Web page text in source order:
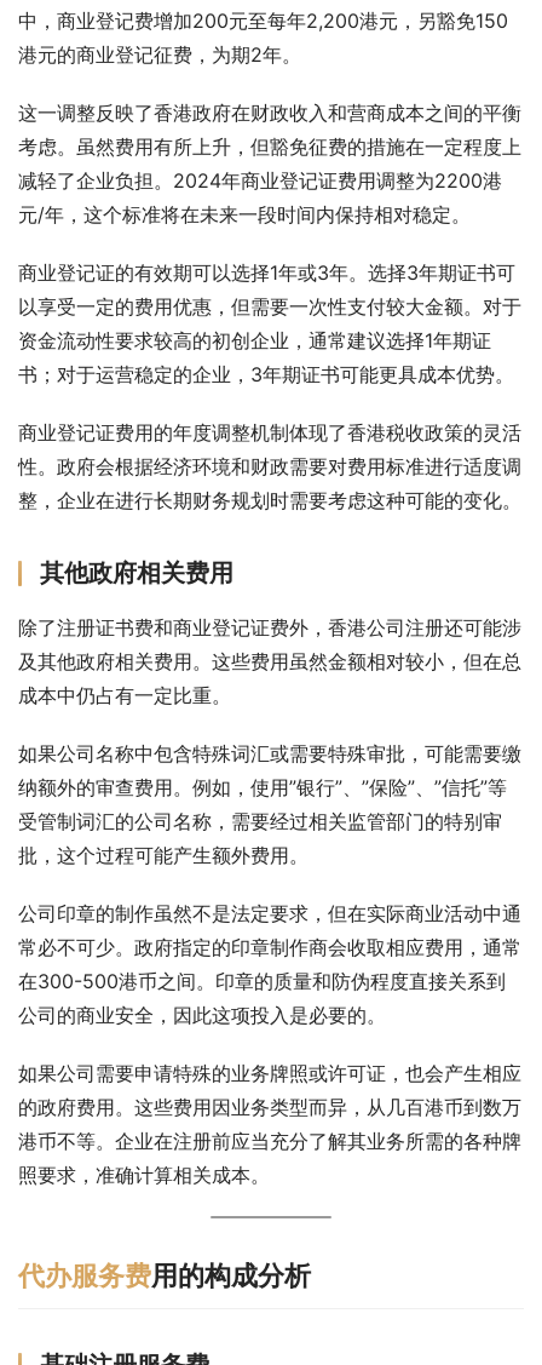
中，商业登记费增加200元至每年2,200港元，另豁免150
港元的商业登记征费，为期2年。
这一调整反映了香港政府在财政收入和营商成本之间的平衡
考虑。虽然费用有所上升，但豁免征费的措施在一定程度上
减轻了企业负担。2024年商业登记证费用调整为2200港
元/年，这个标准将在未来一段时间内保持相对稳定。
商业登记证的有效期可以选择1年或3年。选择3年期证书可
以享受一定的费用优惠，但需要一次性支付较大金额。对于
资金流动性要求较高的初创企业，通常建议选择1年期证
书；对于运营稳定的企业，3年期证书可能更具成本优势。
商业登记证费用的年度调整机制体现了香港税收政策的灵活
性。政府会根据经济环境和财政需要对费用标准进行适度调
整，企业在进行长期财务规划时需要考虑这种可能的变化。
其他政府相关费用
除了注册证书费和商业登记证费外，香港公司注册还可能涉
及其他政府相关费用。这些费用虽然金额相对较小，但在总
成本中仍占有一定比重。
如果公司名称中包含特殊词汇或需要特殊审批，可能需要缴
纳额外的审查费用。例如，使用”银行”、”保险”、”信托”等
受管制词汇的公司名称，需要经过相关监管部门的特别审
批，这个过程可能产生额外费用。
公司印章的制作虽然不是法定要求，但在实际商业活动中通
常必不可少。政府指定的印章制作商会收取相应费用，通常
在300-500港币之间。印章的质量和防伪程度直接关系到
公司的商业安全，因此这项投入是必要的。
如果公司需要申请特殊的业务牌照或许可证，也会产生相应
的政府费用。这些费用因业务类型而异，从几百港币到数万
港币不等。企业在注册前应当充分了解其业务所需的各种牌
照要求，准确计算相关成本。
代办服务费用的构成分析